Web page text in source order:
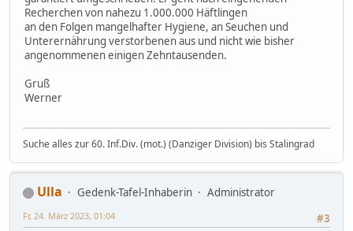
Recherchen von nahezu 1.000.000 Häftlingen
an den Folgen mangelhafter Hygiene, an Seuchen und
Unterernährung verstorbenen aus und nicht wie bisher
angenommenen einigen Zehntausenden.
Gruß
Werner
Suche alles zur 60. Inf.Div. (mot.) (Danziger Division) bis Stalingrad
Ulla Gedenk-Tafel-Inhaberin
Administrator
#3
Fr, 24. März 2023, 01:04